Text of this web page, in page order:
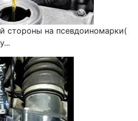
стороны на псевдоиномарки(